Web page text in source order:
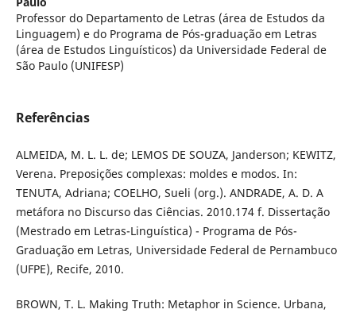
Professor do Departamento de Letras (área de Estudos da
Linguagem) e do Programa de Pós-graduação em Letras
(área de Estudos Linguísticos) da Universidade Federal de
São Paulo (UNIFESP)
Referências
ALMEIDA, M. L. L. de; LEMOS DE SOUZA, Janderson; KEWITZ,
Verena. Preposições complexas: moldes e modos. In:
TENUTA, Adriana; COELHO, Sueli (org.). ANDRADE, A. D. A
metáfora no Discurso das Ciências. 2010.174 f. Dissertação
(Mestrado em Letras-Linguística) - Programa de Pós-
Graduação em Letras, Universidade Federal de Pernambuco
(UFPE), Recife, 2010.
BROWN, T. L. Making Truth: Metaphor in Science. Urbana,